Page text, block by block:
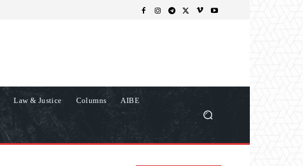
Law & Justice Columns AIBE